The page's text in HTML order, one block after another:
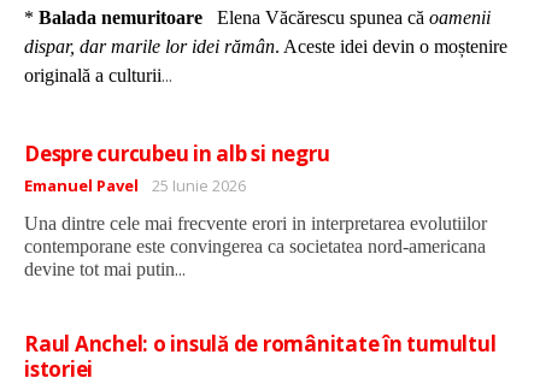
* Balada nemuritoare Elena Văcărescu spunea că oamenii
dispar, dar marile lor idei rămân. Aceste idei devin o moștenire
originală a culturii...
Despre curcubeu in alb si negru
Detalii
Emanuel Pavel 25 Iunie 2026
Una dintre cele mai frecvente erori in interpretarea evolutiilor
contemporane este convingerea ca societatea nord-americana
devine tot mai putin...
Raul Anchel: o insulă de românitate în tumultul
istoriei